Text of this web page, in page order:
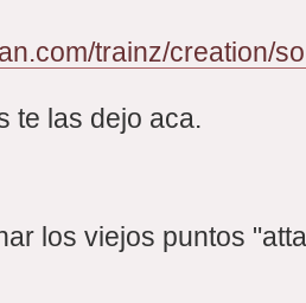
trainz/creation/
te las dejo aca.
los viejos puntos